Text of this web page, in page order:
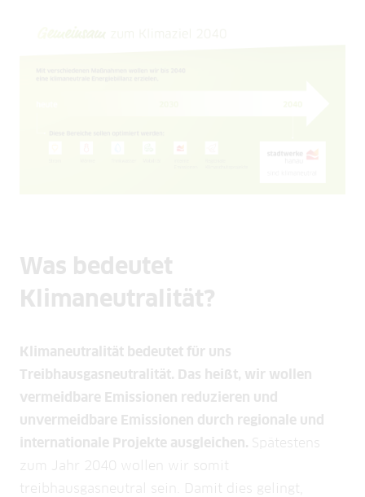
Was bedeutet
Klimaneutralität?
Klimaneutralität bedeutet für uns
Treibhausgasneutralität. Das heißt, wir wollen
vermeidbare Emissionen reduzieren und
unvermeidbare Emissionen durch regionale und
internationale Projekte ausgleichen. Spätestens
zum Jahr 2040 wollen wir somit
treibhausgasneutral sein. Damit dies gelingt,